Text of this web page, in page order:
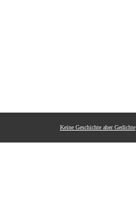
Keine Geschichte aber Gedichte